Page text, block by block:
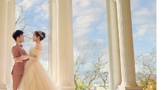
123
Read More